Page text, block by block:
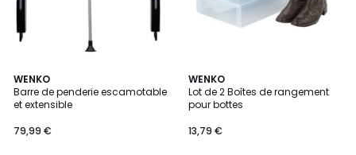
WENKO
Barre de penderie escamotable
et extensible
79,99 €
WENKO
Lot de 2 Boîtes de rangement
pour bottes
13,79 €